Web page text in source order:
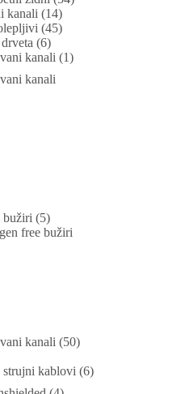
kanali (14)
(45)
(6)
kanali (1)
kanali
(5)
free bužiri
kanali (50)
kablovi (6)